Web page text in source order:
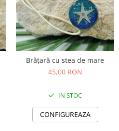
Brățară cu stea de mare
45,00 RON
IN STOC
CONFIGUREAZA